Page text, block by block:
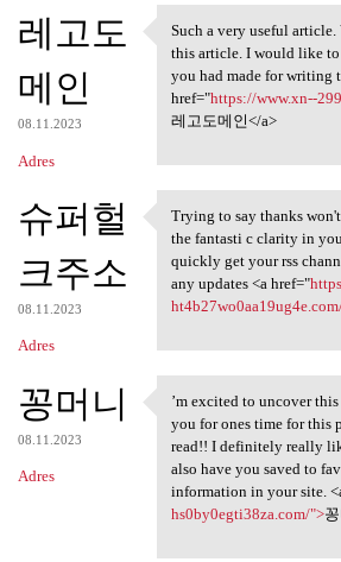
레고도
메인
08.11.2023
Adres
Such a very useful
Such a very useful
this article. I would like
you had made for writing
href="https://www.xn--
레고도메인</a>
슈퍼헐
크주소
08.11.2023
Adres
Trying to say
Trying to say thanks
the fantasti c clarity in
quickly get your rss
any updates <a href="
꽁머니
08.11.2023
Adres
’m excited to
’m excited to uncover
you for ones time for this
read!! I definitely really
also have you saved to
information in your site.
hs0by0egti38za.com/">